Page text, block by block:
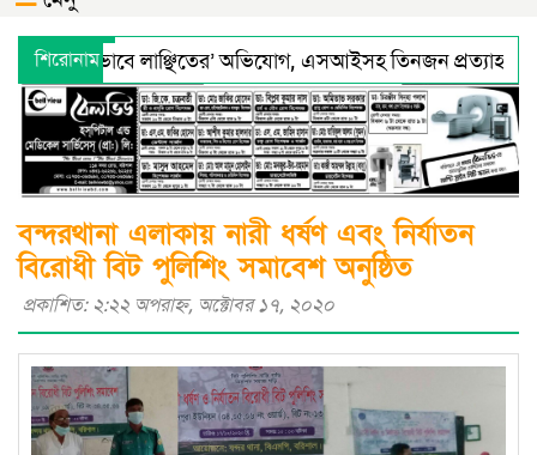
শিরোনাম
‘শারীরিকভাবে লাঞ্ছিতের’ অভিযোগ, এসআইসহ তিনজন প্রত্যাহার
অধিদফতরের মহাপরিচালকের হুশিয়ারী
বরিশালে শ্রমিকদের
বন্দরথানা এলাকায় নারী ধর্ষণ এবং নির্যাতন
বিরোধী বিট পুলিশিং সমাবেশ অনুষ্ঠিত
প্রকাশিত: ২:২২ অপরাহ্ণ, অক্টোবর ১৭, ২০২০